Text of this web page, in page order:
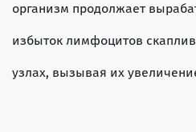
организм продолжает
избыток лимфоцитов
узлах, вызывая их